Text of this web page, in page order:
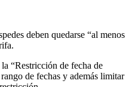
deben quedarse “al menos
“Restricción de fecha de
de fechas y además limitar